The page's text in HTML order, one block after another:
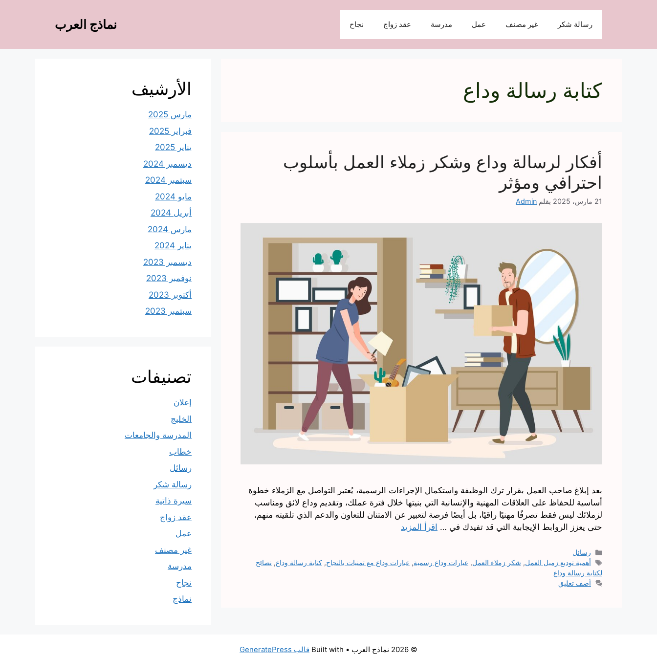
نماذج العرب رسالة شكر غير مصنف عمل مدرسة عقد زواج نجاح
كتابة رسالة وداع
أفكار لرسالة وداع وشكر زملاء العمل بأسلوب
احترافي ومؤثر
21 مارس، 2025 بقلم Admin
بعد إبلاغ صاحب العمل بقرار ترك الوظيفة واستكمال الإجراءات الرسمية، يُعتبر التواصل مع الزملاء خطوة
أساسية للحفاظ على العلاقات المهنية والإنسانية التي بنيتها خلال فترة عملك، وتقديم وداع لائق ومناسب
لزملائك ليس فقط تصرفًا مهنيًا راقيًا، بل أيضًا فرصة لتعبير عن الامتنان للتعاون والدعم الذي تلقيته منهم،
حتى يعزز الروابط الإيجابية التي قد تفيدك في … اقرأ المزيد
التصنيفات
رسائل
الوسوم
أهمية توديع زميل العمل, شكر زملاء العمل, عبارات وداع رسمية, عبارات وداع مع تمنيات بالنجاح,كتابة رسالة وداع, نصائح
لكتابة رسالة وداع
أضف تعليق
الأرشيف
مارس 2025
فبراير 2025
يناير 2025
ديسمبر 2024
سبتمبر 2024
مايو 2024
أبريل 2024
مارس 2024
يناير 2024
ديسمبر 2023
نوفمبر 2023
أكتوبر 2023
سبتمبر 2023
تصنيفات
إعلان
الخليج
المدرسة والجامعات
خطاب
رسائل
رسالة شكر
سيرة ذاتية
عقد زواج
عمل
غير مصنف
مدرسة
نجاح
نماذج
© 2026 نماذج العرب • Built with قالب GeneratePress